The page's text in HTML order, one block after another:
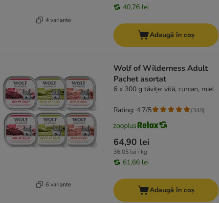
4 variante
40,76 lei
Adaugă în coș
6 variante
Wolf of Wilderness Adult
Pachet asortat
6 x 300 g tăvițe: vită, curcan, miel
64,90 lei
36,05 lei / kg
61,66 lei
Rating: 4.7/5 (348)
Adaugă în coș